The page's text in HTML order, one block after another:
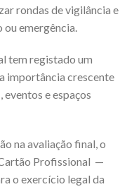
rondas de vigilância e
ou emergência.
tem registado um
importância crescente
e espaços
na avaliação final, o
Profissional —
o exercício legal da